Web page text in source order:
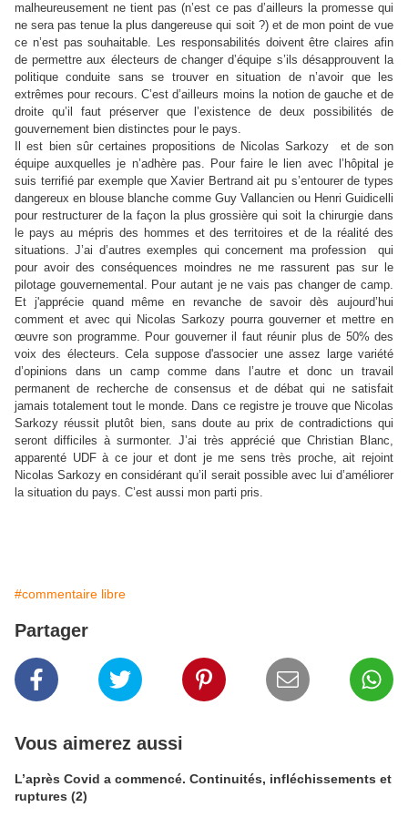
malheureusement ne tient pas (n’est ce pas d’ailleurs la promesse qui
ne sera pas tenue la plus dangereuse qui soit ?) et de mon point de vue
ce n’est pas souhaitable. Les responsabilités doivent être claires afin
de permettre aux électeurs de changer d’équipe s’ils désapprouvent la
politique conduite sans se trouver en situation de n’avoir que les
extrêmes pour recours. C’est d’ailleurs moins la notion de gauche et de
droite qu’il faut préserver que l’existence de deux possibilités de
gouvernement bien distinctes pour le pays.
Il est bien sûr certaines propositions de Nicolas Sarkozy
et de son
équipe auxquelles je n’adhère pas. Pour faire le lien avec l’hôpital je
suis terrifié par exemple que Xavier Bertrand ait pu s’entourer de types
dangereux en blouse blanche comme Guy Vallancien ou Henri Guidicelli
pour restructurer de la façon la plus grossière qui soit la chirurgie dans
le pays au mépris des hommes et des territoires et de la réalité des
situations. J’ai d’autres exemples qui concernent ma profession
qui
pour avoir des conséquences moindres ne me rassurent pas sur le
pilotage gouvernemental. Pour autant je ne vais pas changer de camp.
Et j'apprécie quand même en revanche de savoir dès aujourd’hui
comment et avec qui Nicolas Sarkozy pourra gouverner et mettre en
œuvre son programme. Pour gouverner il faut réunir plus de 50% des
voix des électeurs. Cela suppose d'associer une assez large variété
d’opinions dans un camp comme dans l’autre et donc un travail
permanent de recherche de consensus et de débat qui ne satisfait
jamais totalement tout le monde. Dans ce registre je trouve que Nicolas
Sarkozy réussit plutôt bien, sans doute au prix de contradictions qui
seront difficiles à surmonter. J’ai très apprécié que Christian Blanc,
apparenté UDF à ce jour et dont je me sens très proche, ait rejoint
Nicolas Sarkozy en considérant qu’il serait possible avec lui d’améliorer
la situation du pays. C’est aussi mon parti pris.
#commentaire libre
Partager
Vous aimerez aussi
L’après Covid a commencé. Continuités, infléchissements et
ruptures (2)